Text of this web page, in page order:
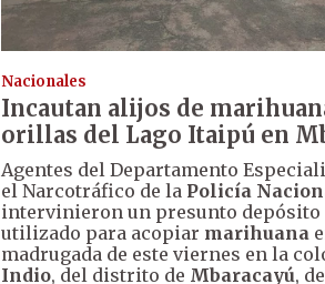
Nacionales
Incautan alijos de
orillas del Lago Itaipú en
Agentes del Departamento
el Narcotráfico de la Policía
intervinieron un presunto depósito
utilizado para acopiar marihuana
madrugada de este viernes en la
Indio, del distrito de Mbaracayú,